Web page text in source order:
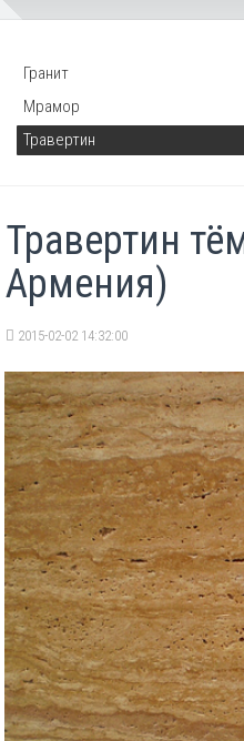
Гранит
Мрамор
Травертин
Травертин
Армения)
2015-02-02 14:32:00